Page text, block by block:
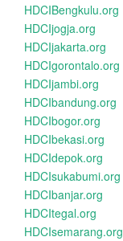
HDCIBengkulu.org
HDCIjogja.org
HDCIjakarta.org
HDCIgorontalo.org
HDCIjambi.org
HDCIbandung.org
HDCIbogor.org
HDCIbekasi.org
HDCIdepok.org
HDCIsukabumi.org
HDCIbanjar.org
HDCItegal.org
HDCIsemarang.org